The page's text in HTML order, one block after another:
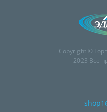
Copyright ©
2023 Все